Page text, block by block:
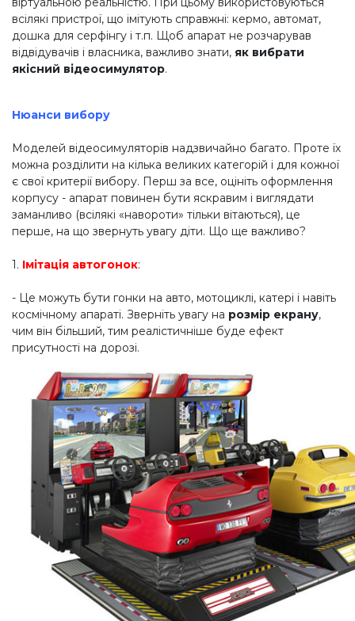
всілякі пристрої, що імітують справжні: кермо, автомат,
дошка для серфінгу і т.п. Щоб апарат не розчарував
відвідувачів і власника, важливо знати, як вибрати
якісний відеосимулятор.
Нюанси вибору
Моделей відеосимуляторів надзвичайно багато. Проте їх
можна розділити на кілька великих категорій і для кожної
є свої критерії вибору. Перш за все, оцініть оформлення
корпусу - апарат повинен бути яскравим і виглядати
заманливо (всілякі «навороти» тільки вітаються), це
перше, на що звернуть увагу діти. Що ще важливо?
1. Імітація автогонок:
- Це можуть бути гонки на авто, мотоциклі, катері і навіть
космічному апараті. Зверніть увагу на розмір екрану,
чим він більший, тим реалістичніше буде ефект
присутності на дорозі.